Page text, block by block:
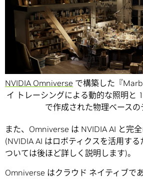
NVIDIA Omniverse で構築した『
イ トレーシングによる動的な照明と
で作成された物理ベースの
また、Omniverse は NVIDIA AI と完
(NVIDIA AI はロボティクスを活用す
ついては後ほど詳しく説明します)。
Omniverse はクラウド ネイティブで